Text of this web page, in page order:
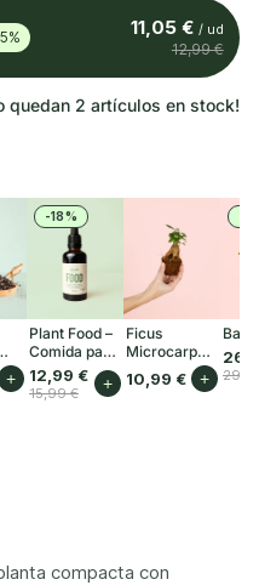
11,05 € / ud
12,99 €
quedan 2 artículos en stock!
3L
+
-18%
Plant Food –
Comida para
Plantas
Interior 50ml
12,99 €
15,99 € +
Ficus
Microcarpa
10,99 € +
compacta con